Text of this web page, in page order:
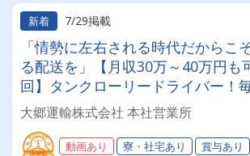
新着
7/29掲載
「情勢に左右される時代だからこ
る配送を」【月収30万～40万円も
回】タンクローリードライバー！
家族手当・医療保険など福利厚生も
大郷運輸株式会社 本社営業所
動画あり 寮・社宅あり 賞与あり